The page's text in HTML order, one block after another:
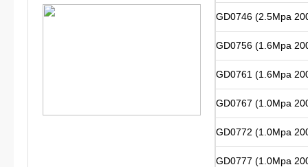
GD0746 (2.5Mpa
GD0756 (1.6Mpa
GD0761 (1.6Mpa
GD0767 (1.0Mpa
GD0772 (1.0Mpa
GD0777 (1.0Mpa